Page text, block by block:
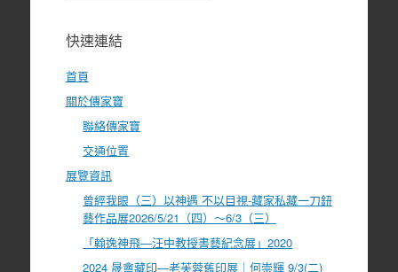
快速連結
首頁
關於傳家寶
聯絡傳家寶
交通位置
展覽資訊
曾經我眼（三）以神遇 不以目視-藏家私藏一刀鈕
藝作品展2026/5/21（四）～6/3（三）
「翰逸神飛—汪中教授書藝紀念展」2020
2024 晟盦藏印—老芙蓉舊印展｜何崇輝 9/3(二)